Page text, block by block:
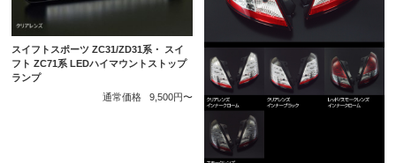
スイフトスポーツ ZC31/ZD31系・ スイ
フト ZC71系 LEDハイマウントストップ
ランプ
通常価格
9,500円〜